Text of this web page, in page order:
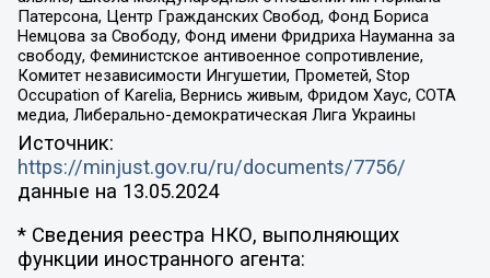
Патерсона, Центр Гражданских Свобод, Фонд Бориса
Немцова за Свободу, Фонд имени Фридриха Науманна за
свободу, Феминистское антивоенное сопротивление,
Комитет независимости Ингушетии, Прометей, Stop
Occupation of Karelia, Вернись живым, Фридом Хаус, СОТА
медиа, Либерально-демократическая Лига Украины
Источник:
https://minjust.gov.ru/ru/documents/7756/
данные на 13.05.2024
* Сведения реестра НКО, выполняющих
функции иностранного агента: